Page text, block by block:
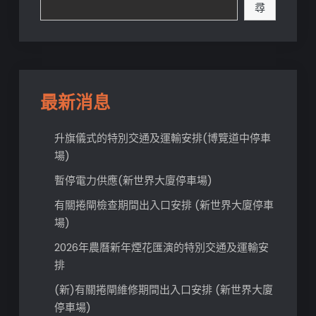
尋
最新消息
升旗儀式的特別交通及運輸安排(博覽道中停車
場)
暫停電力供應(新世界大廈停車場)
有關捲閘檢查期間出入口安排 (新世界大廈停車
場)
2026年農曆新年煙花匯演的特別交通及運輸安
排
(新)有關捲閘維修期間出入口安排 (新世界大廈
停車場)